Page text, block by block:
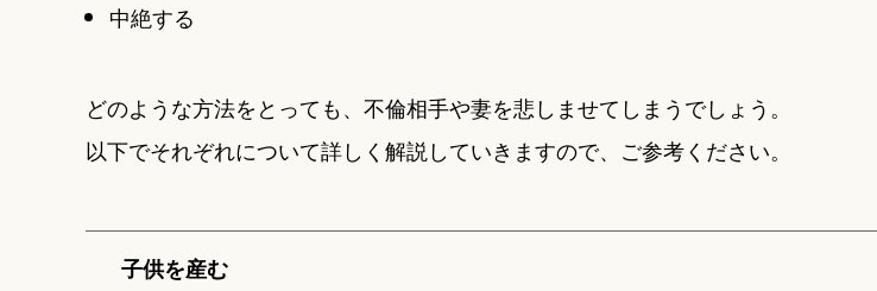
中絶する
どのような方法をとっても、不倫相手や妻を悲しませてしまうでしょう。
以下でそれぞれについて詳しく解説していきますので、ご参考ください。
子供を産む